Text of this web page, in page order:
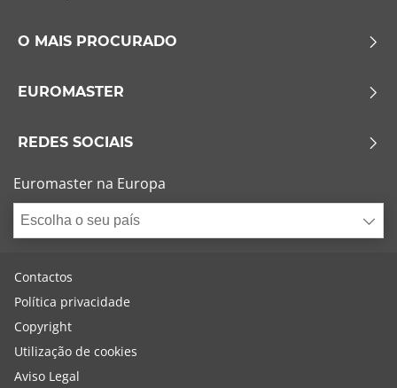
O MAIS PROCURADO
EUROMASTER
REDES SOCIAIS
Euromaster na Europa
Escolha o seu país
Contactos
Política privacidade
Copyright
Utilização de cookies
Aviso Legal